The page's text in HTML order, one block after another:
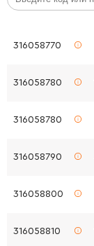
316058770
316058780
316058780
316058790
316058800
316058810